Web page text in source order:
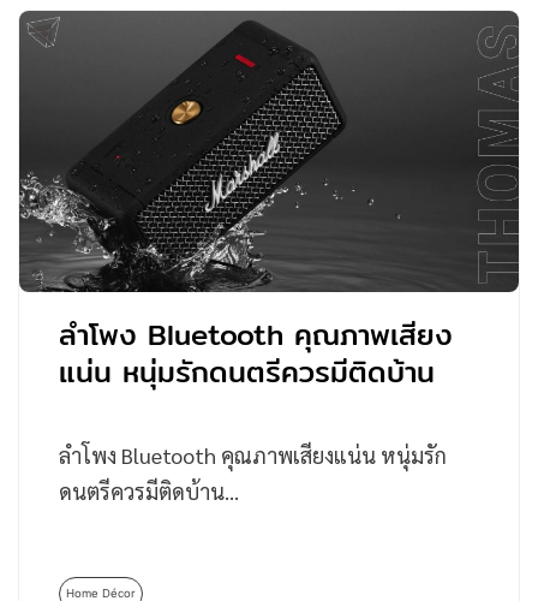
ลําโพง Bluetooth คุณภาพเสียง
แน่น หนุ่มรักดนตรีควรมีติดบ้าน
ลําโพง Bluetooth คุณภาพเสียงแน่น หนุ่มรัก
ดนตรีควรมีติดบ้าน…
Home Décor